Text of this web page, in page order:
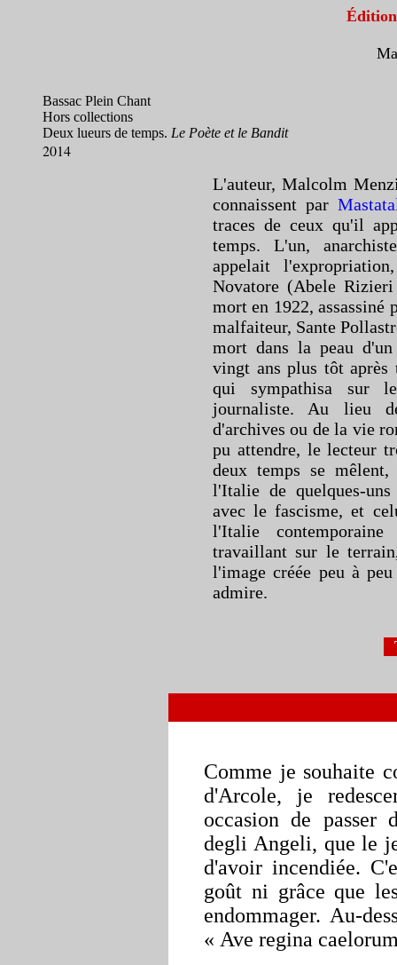
Bassac Plein Chant
Hors collections
Deux lueurs de temps. Le Poète et le Bandit
2014
L'auteur, Malcolm
connaissent par
traces de ceux qu'il
temps. L'un,
appelait
Novatore (Abele
mort en 1922, assassiné
malfaiteur, Sante
mort dans la peau
vingt ans plus tôt après
qui sympathisa sur
journaliste. Au lieu
d'archives ou de la vie
pu attendre, le lecteur
deux temps se
l'Italie de quelques-
avec le fascisme, et
l'Italie
travaillant sur le
l'image créée peu à
admire.
Comme je souhaite
d'Arcole, je
occasion de passer
degli Angeli, que le
d'avoir incendiée.
goût ni grâce que
endommager. Au-
« Ave regina